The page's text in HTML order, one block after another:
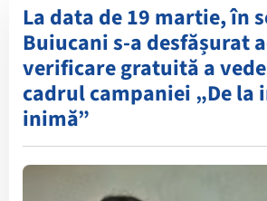
La data de 19 martie, în
Buiucani s-a desfășurat
verificare gratuită a
cadrul campaniei „De la
inimă”